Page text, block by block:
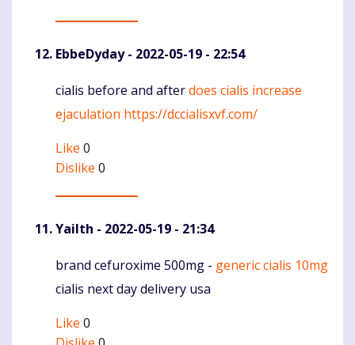
EbbeDyday- 2022-05-19 - 22:54
Komentaras
cialis before and afterdoes cialis increase
ejaculation https://dccialisxvf.com/
Like 0
Dislike 0
Yailth - 2022-05-19 - 21:34
Komentaras
brand cefuroxime 500mg - generic cialis 10mg
cialis next day delivery usa
Like 0